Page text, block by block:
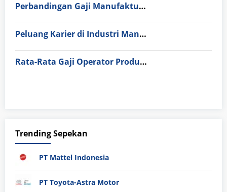
Perbandingan Gaji Manufaktur di 5 Negara Maju: Peluang Tabungan Ratusan Juta bagi Pekerja Indonesia
Peluang Karier di Industri Manufaktur Jepang 2026: Analisis Gaji, Jenis Pekerjaan, dan Standar Keselamatan Kerja
Rata-Rata Gaji Operator Produksi Jabodetabek 2025: Bedah Tuntas UMK, Lemburan, dan Realita Hidup Buruh
Trending Sepekan
PT Mattel Indonesia
PT Toyota-Astra Motor